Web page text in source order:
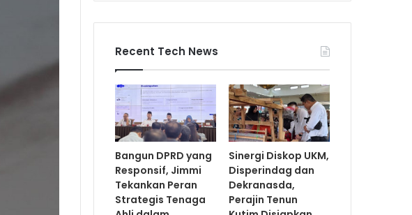
Recent Tech News
Bangun DPRD yang
Responsif, Jimmi
Tekankan Peran
Strategis Tenaga
Sinergi Diskop UKM,
Disperindag dan
Dekranasda,
Perajin Tenun